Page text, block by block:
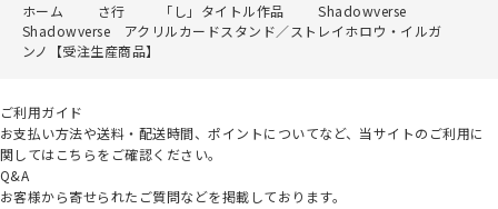
ホーム さ行 「し」タイトル作品
Shadowverse
Shadowverse アクリルカードスタンド／ストレイホロウ・イルガ
ンノ【受注生産商品】
ご利用ガイド
お支払い方法や送料・配送時間、ポイントについてなど、当サイトのご利用に
関してはこちらをご確認ください。
Q&A
お客様から寄せられたご質問などを掲載しております。